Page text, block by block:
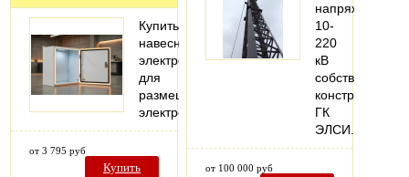
Купить
навесной
электрошкаф
для
размещения
электрооборудования
от 3 795 руб
Купить
напряжением
10-
220
кВ
собственной
конструкции
ГК
ЭЛСИ.
от 100 000 руб